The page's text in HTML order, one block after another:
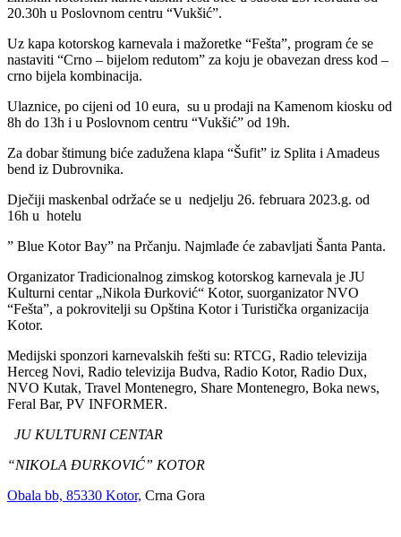
20.30h u Poslovnom centru “Vukšić”.
Uz kapa kotorskog karnevala i mažoretke “Fešta”, program će se
nastaviti “Crno – bijelom redutom” za koju je obavezan dress kod –
crno bijela kombinacija.
Ulaznice, po cijeni od 10 eura, su u prodaji na Kamenom kiosku od
8h do 13h i u Poslovnom centru “Vukšić” od 19h.
Za dobar štimung biće zadužena klapa “Šufit” iz Splita i Amadeus
bend iz Dubrovnika.
Dječiji maskenbal održaće se u nedjelju 26. februara 2023.g. od
16h u hotelu
” Blue Kotor Bay” na Prčanju. Najmlađe će zabavljati Šanta Panta.
Organizator Tradicionalnog zimskog kotorskog karnevala je JU
Kulturni centar „Nikola Đurković“ Kotor, suorganizator NVO
“Fešta”, a pokrovitelji su Opština Kotor i Turistička organizacija
Kotor.
Medijski sponzori karnevalskih fešti su: RTCG, Radio televizija
Herceg Novi, Radio televizija Budva, Radio Kotor, Radio Dux,
NVO Kutak, Travel Montenegro, Share Montenegro, Boka news,
Feral Bar, PV INFORMER.
JU KULTURNI CENTAR
“NIKOLA ĐURKOVIĆ” KOTOR
Obala bb, 85330 Kotor, Crna Gora